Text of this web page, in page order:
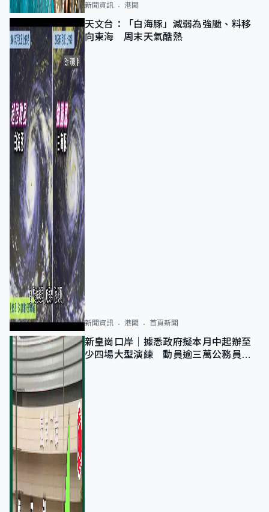
新聞資訊 港聞
天文台：「白海豚」減弱為強颱、料移
向東海 周末天氣酷熱
新聞資訊 港聞 首頁新聞
新皇崗口岸｜據悉政府擬本月中起辦至
少四場大型演練 動員逾三萬公務員人